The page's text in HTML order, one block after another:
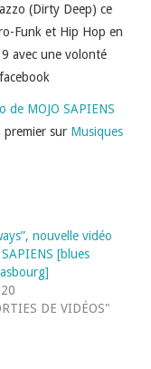
(Dirty Deep) ce
Funk et Hip Hop en
avec une volonté
de MOJO SAPIENS
premier sur Musiques
nouvelle vidéo
[blues
DE VIDÉOS"